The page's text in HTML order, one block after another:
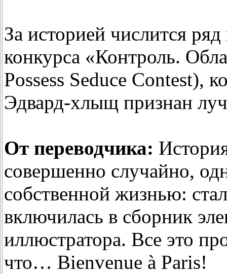
За историей числится
конкурса «Контроль.
Possess Seduce Contest),
Эдвард-хлыщ признан
От переводчика:
совершенно случайно,
собственной жизнью:
включилась в сборник
иллюстратора. Все это
что… Bienvenue à Paris!